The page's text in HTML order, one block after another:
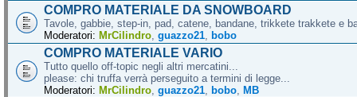
COMPRO MATERIALE DA SNOWBOARD
Tavole, gabbie, step-in, pad, catene, bandane, trikkete trakkete e
Moderatori: MrCilindro guazzo21 bobo
COMPRO MATERIALE VARIO
Tutto quello off-topic negli altri mercatini...
please: chi truffa verrà perseguito a termini di legge...
Moderatori: MrCilindro guazzo21 bobo MB